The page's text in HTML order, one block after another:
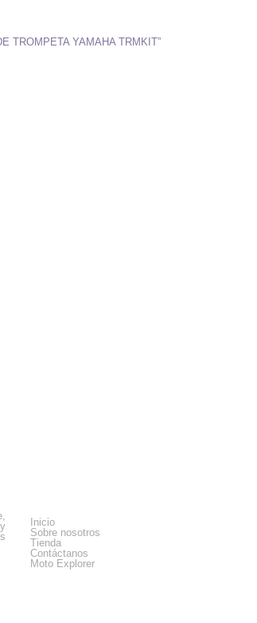
TROMPETA YAMAHA TRMKIT”
Inicio
Sobre nosotros
Tienda
Contáctanos
Moto Explorer